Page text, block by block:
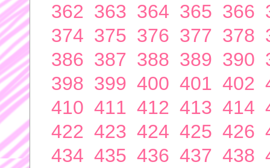
362 363 364 365 366
374 375 376 377 378
386 387 388 389 390
398 399 400 401 402
410 411 412 413 414
422 423 424 425 426
434 435 436 437 438